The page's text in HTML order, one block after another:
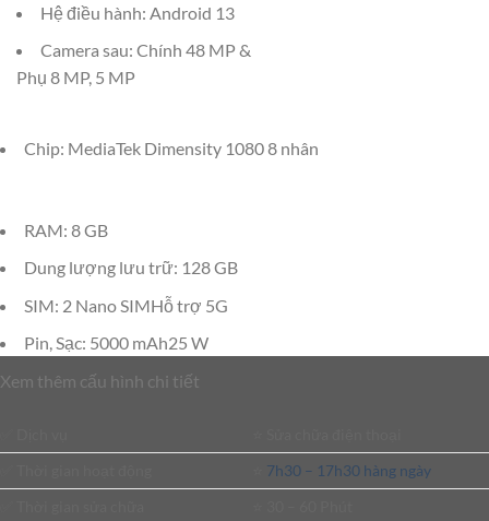
Hệ điều hành: Android 13
Camera sau: Chính 48 MP &
Phụ 8 MP, 5 MP
Chip: MediaTek Dimensity 1080 8 nhân
RAM: 8 GB
Dung lượng lưu trữ: 128 GB
SIM: 2 Nano SIMHỗ trợ 5G
Pin, Sạc: 5000 mAh25 W
Xem thêm cấu hình chi tiết
7h30 – 17h30 hàng ngày